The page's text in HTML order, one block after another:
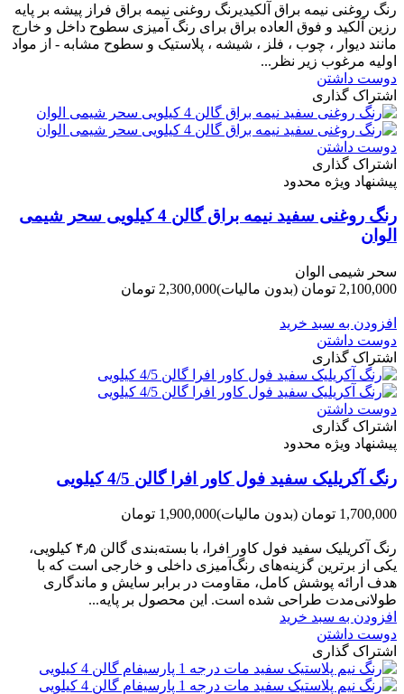
رنگ روغنی نیمه براق آلکیدیرنگ روغنی نیمه براق فراز پیشه بر پایه
رزین آلکید و فوق العاده براق برای رنگ آمیزی سطوح داخل و خارج
مانند دیوار ، چوب ، فلز ، شیشه ، پلاستیک و سطوح مشابه - از مواد
اولیه مرغوب زیر نظر...
دوست داشتن
اشتراک گذاری
دوست داشتن
اشتراک گذاری
پیشنهاد ویژه محدود
رنگ روغنی سفید نیمه براق گالن 4 کیلویی سحر شیمی
الوان
سحر شیمی الوان
2,100,000 تومان
(بدون مالیات)2,300,000 تومان
افزودن به سبد خرید
دوست داشتن
اشتراک گذاری
دوست داشتن
اشتراک گذاری
پیشنهاد ویژه محدود
رنگ آکریلیک سفید فول کاور افرا گالن 4/5 کیلویی
1,700,000 تومان (بدون مالیات)1,900,000 تومان
رنگ آکریلیک سفید فول کاور افرا، با بسته‌بندی گالن ۴٫۵ کیلویی،
یکی از برترین گزینه‌های رنگ‌آمیزی داخلی و خارجی است که با
هدف ارائه پوشش کامل، مقاومت در برابر سایش و ماندگاری
طولانی‌مدت طراحی شده است. این محصول بر پایه...
افزودن به سبد خرید
دوست داشتن
اشتراک گذاری